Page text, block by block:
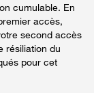
cumulable. En
accès,
second accès
résiliation du
pour cet